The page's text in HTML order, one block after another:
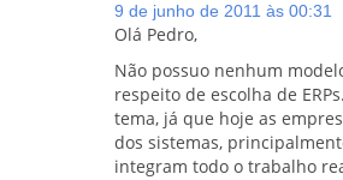
9 de junho de 2011 às 00:31
Olá Pedro,
Não possuo nenhum
respeito de escolha de
tema, já que hoje as
dos sistemas,
integram todo o trabalho